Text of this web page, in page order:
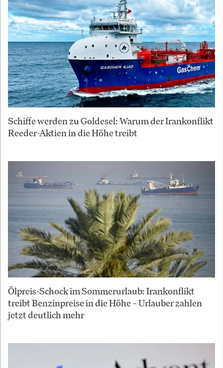
Schiffe werden zu Goldesel: Warum der Irankonflikt
Reeder-Aktien in die Höhe treibt
Ölpreis-Schock im Sommerurlaub: Irankonflikt
treibt Benzinpreise in die Höhe – Urlauber zahlen
jetzt deutlich mehr